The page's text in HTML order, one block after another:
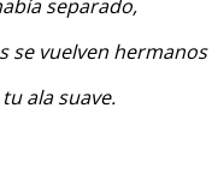
separado,
se vuelven hermanos
ala suave.